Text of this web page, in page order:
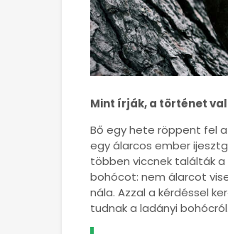
Mint írják, a történet
Bő egy hete röppent fel
egy álarcos ember
többen viccnek találták
bohócot: nem álarcot
nála. Azzal a kérdéssel
tudnak a ladányi bohócról.